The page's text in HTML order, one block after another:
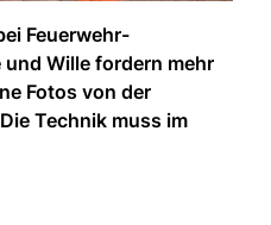
Feuerwehr-
Wille fordern mehr
Fotos von der
Technik muss im